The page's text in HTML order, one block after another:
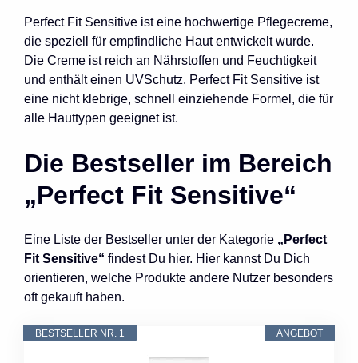
Perfect Fit Sensitive ist eine hochwertige Pflegecreme,
die speziell für empfindliche Haut entwickelt wurde.
Die Creme ist reich an Nährstoffen und Feuchtigkeit
und enthält einen UVSchutz. Perfect Fit Sensitive ist
eine nicht klebrige, schnell einziehende Formel, die für
alle Hauttypen geeignet ist.
Die Bestseller im Bereich
„Perfect Fit Sensitive“
Eine Liste der Bestseller unter der Kategorie „Perfect
Fit Sensitive“ findest Du hier. Hier kannst Du Dich
orientieren, welche Produkte andere Nutzer besonders
oft gekauft haben.
ANGEBOT
BESTSELLER NR. 1